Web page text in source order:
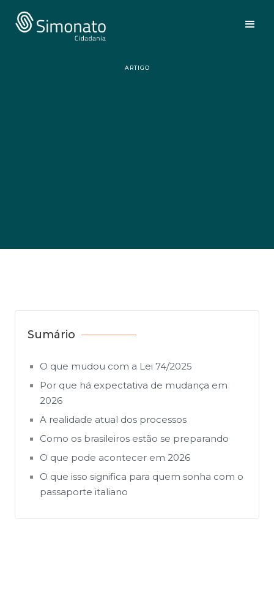
ARTIGO
Sumário
O que mudou com a Lei 74/2025
Por que há expectativa de mudança em
2026
A realidade atual dos processos
Como os brasileiros estão se preparando
O que pode acontecer em 2026
O que isso significa para quem sonha com o
passaporte italiano